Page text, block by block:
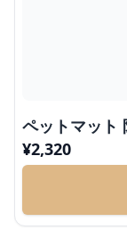
ペットマット
¥2,320